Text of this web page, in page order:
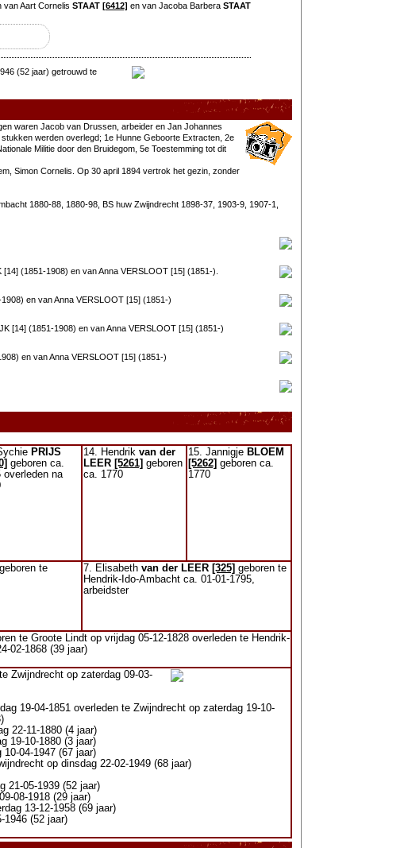
Aart Cornelis STAAT [6412] en van Jacoba Barbera STAAT
(52 jaar) getrouwd te
waren Jacob van Drussen, arbeider en Jan Johannes
werden overlegd; 1e Hunne Geboorte Extracten, 2e
Militie door den Bruidegom, 5e Toestemming tot dit
Simon Cornelis. Op 30 april 1894 vertrok het gezin, zonder
1880-88, 1880-98, BS huw Zwijndrecht 1898-37, 1903-9, 1907-1,
(1851-1908) en van Anna VERSLOOT [15] (1851-).
en van Anna VERSLOOT [15] (1851-)
[14] (1851-1908) en van Anna VERSLOOT [15] (1851-)
en van Anna VERSLOOT [15] (1851-)
PRIJS
geboren ca.
overleden na
14. Hendrikvan der
LEER [5261] geboren
ca. 1770
15. Jannigje BLOEM
[5262] geboren ca.
1770
geboren te
7. Elisabethvan der LEER [325] geboren te
Hendrik-Ido-Ambacht ca. 01-01-1795,
arbeidster
te Groote Lindt op vrijdag 05-12-1828 overleden te Hendrik-
02-1868 (39 jaar)
Zwijndrecht op zaterdag 09-03-
19-04-1851 overleden te Zwijndrecht op zaterdag 19-10-
22-11-1880 (4 jaar)
19-10-1880 (3 jaar)
04-1947 (67 jaar)
op dinsdag 22-02-1949 (68 jaar)
21-05-1939 (52 jaar)
08-1918 (29 jaar)
13-12-1958 (69 jaar)
1946 (52 jaar)